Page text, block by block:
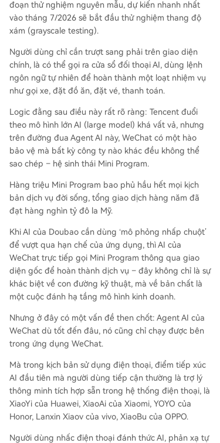
đoạn thử nghiệm nguyên mẫu, dự kiến nhanh nhất
vào tháng 7/2026 sẽ bắt đầu thử nghiệm thang độ
xám (grayscale testing).
Người dùng chỉ cần trượt sang phải trên giao diện
chính, là có thể gọi ra cửa sổ đối thoại AI, dùng lệnh
ngôn ngữ tự nhiên để hoàn thành một loạt nhiệm vụ
như gọi xe, đặt đồ ăn, đặt vé, thanh toán.
Logic đằng sau điều này rất rõ ràng: Tencent đuổi
theo mô hình lớn AI (large model) khá vất vả, nhưng
trên đường đua Agent AI này, WeChat có một hào
bảo vệ mà bất kỳ công ty nào khác đều không thể
sao chép – hệ sinh thái Mini Program.
Hàng triệu Mini Program bao phủ hầu hết mọi kịch
bản dịch vụ đời sống, tổng giao dịch hàng năm đã
đạt hàng nghìn tỷ đô la Mỹ.
Khi AI của Doubao cần dùng ‘mô phỏng nhấp chuột’
để vượt qua hạn chế của ứng dụng, thì AI của
WeChat trực tiếp gọi Mini Program thông qua giao
diện gốc để hoàn thành dịch vụ – đây không chỉ là sự
khác biệt về con đường kỹ thuật, mà về bản chất là
một cuộc đánh hạ tầng mô hình kinh doanh.
Nhưng ở đây có một vấn đề then chốt: Agent AI của
WeChat dù tốt đến đâu, nó cũng chỉ chạy được bên
trong ứng dụng WeChat.
Mà trong kịch bản sử dụng điện thoại, điểm tiếp xúc
AI đầu tiên mà người dùng tiếp cận thường là trợ lý
thông minh tích hợp sẵn trong hệ thống điện thoại, là
XiaoYi của Huawei, XiaoAi của Xiaomi, YOYO của
Honor, Lanxin Xiaov của vivo, XiaoBu của OPPO.
Người dùng nhấc điện thoại đánh thức AI, phản xạ tự